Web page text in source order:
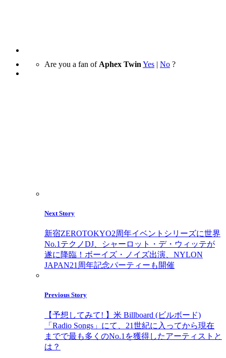
Are you a fan of Aphex Twin Yes | No ?
Next Story
新宿ZEROTOKYO2周年イベントシリーズに世界
No.1テクノDJ、シャーロット・デ・ウィッテが
遂に降臨！ボーイズ・ノイズ出演、NYLON
JAPAN21周年記念パーティーも開催
Previous Story
【予想してみて! 】米 Billboard (ビルボード)
「Radio Songs」にて、21世紀に入ってから現在
までで最も多くのNo.1を獲得したアーティストと
は？